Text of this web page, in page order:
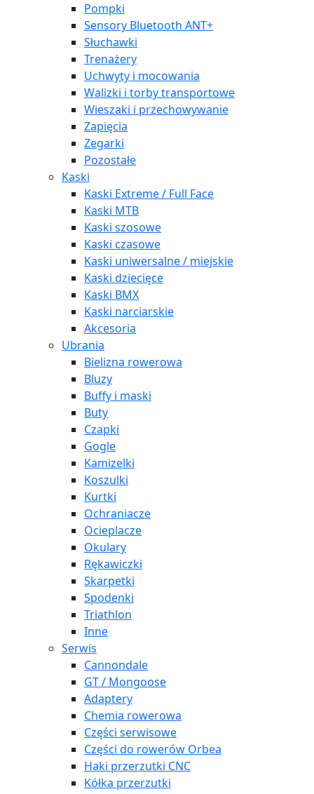
Pompki
Sensory Bluetooth ANT+
Słuchawki
Trenażery
Uchwyty i mocowania
Walizki i torby transportowe
Wieszaki i przechowywanie
Zapięcia
Zegarki
Pozostałe
Kaski
Kaski Extreme / Full Face
Kaski MTB
Kaski szosowe
Kaski czasowe
Kaski uniwersalne / miejskie
Kaski dziecięce
Kaski BMX
Kaski narciarskie
Akcesoria
Ubrania
Bielizna rowerowa
Bluzy
Buffy i maski
Buty
Czapki
Gogle
Kamizelki
Koszulki
Kurtki
Ochraniacze
Ocieplacze
Okulary
Rękawiczki
Skarpetki
Spodenki
Triathlon
Inne
Serwis
Cannondale
GT / Mongoose
Adaptery
Chemia rowerowa
Części serwisowe
Części do rowerów Orbea
Haki przerzutki CNC
Kółka przerzutki